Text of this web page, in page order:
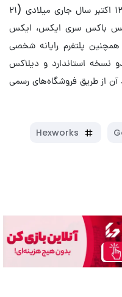
بازی Lords of The Fallen در روز ۱۳ اکتبر سال جاری میلادی (۲۱
باکس سری ایکس، ایکس
سری اس و پلی استیشن 5 و همچنین پلتفرم رایانه شخصی
نسخه استاندارد و دیلاکس
از طریق فروشگاه‌های رسمی
Hexworks